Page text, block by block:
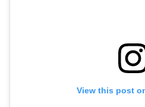
View this post